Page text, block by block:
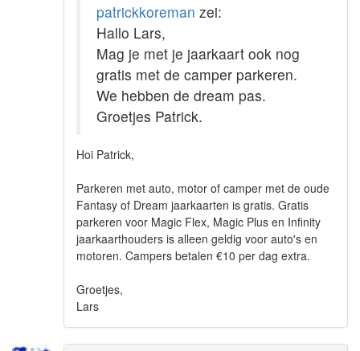
patrickkoreman zei:
Hallo Lars,
Mag je met je jaarkaart ook nog
gratis met de camper parkeren.
We hebben de dream pas.
Groetjes Patrick.
Hoi Patrick,
Parkeren met auto, motor of camper met de oude
Fantasy of Dream jaarkaarten is gratis. Gratis
parkeren voor Magic Flex, Magic Plus en Infinity
jaarkaarthouders is alleen geldig voor auto's en
motoren. Campers betalen €10 per dag extra.
Groetjes,
Lars